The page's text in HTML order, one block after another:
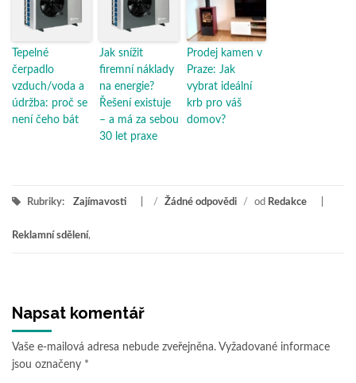
Tepelné
čerpadlo
vzduch/voda a
údržba: proč se
není čeho bát
Jak snížit
firemní náklady
na energie?
Řešení existuje
– a má za sebou
30 let praxe
Prodej kamen v
Praze: Jak
vybrat ideální
krb pro váš
domov?
Rubriky: Zajímavosti / Žádné odpovědi / od Redakce
Reklamní sdělení,
Napsat komentář
Vaše e-mailová adresa nebude zveřejněna. Vyžadované informace
jsou označeny *